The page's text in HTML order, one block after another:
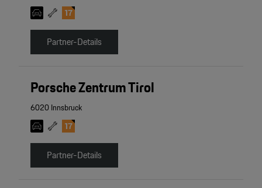
Partner-Details
Porsche Zentrum Tirol
6020 Innsbruck
Partner-Details